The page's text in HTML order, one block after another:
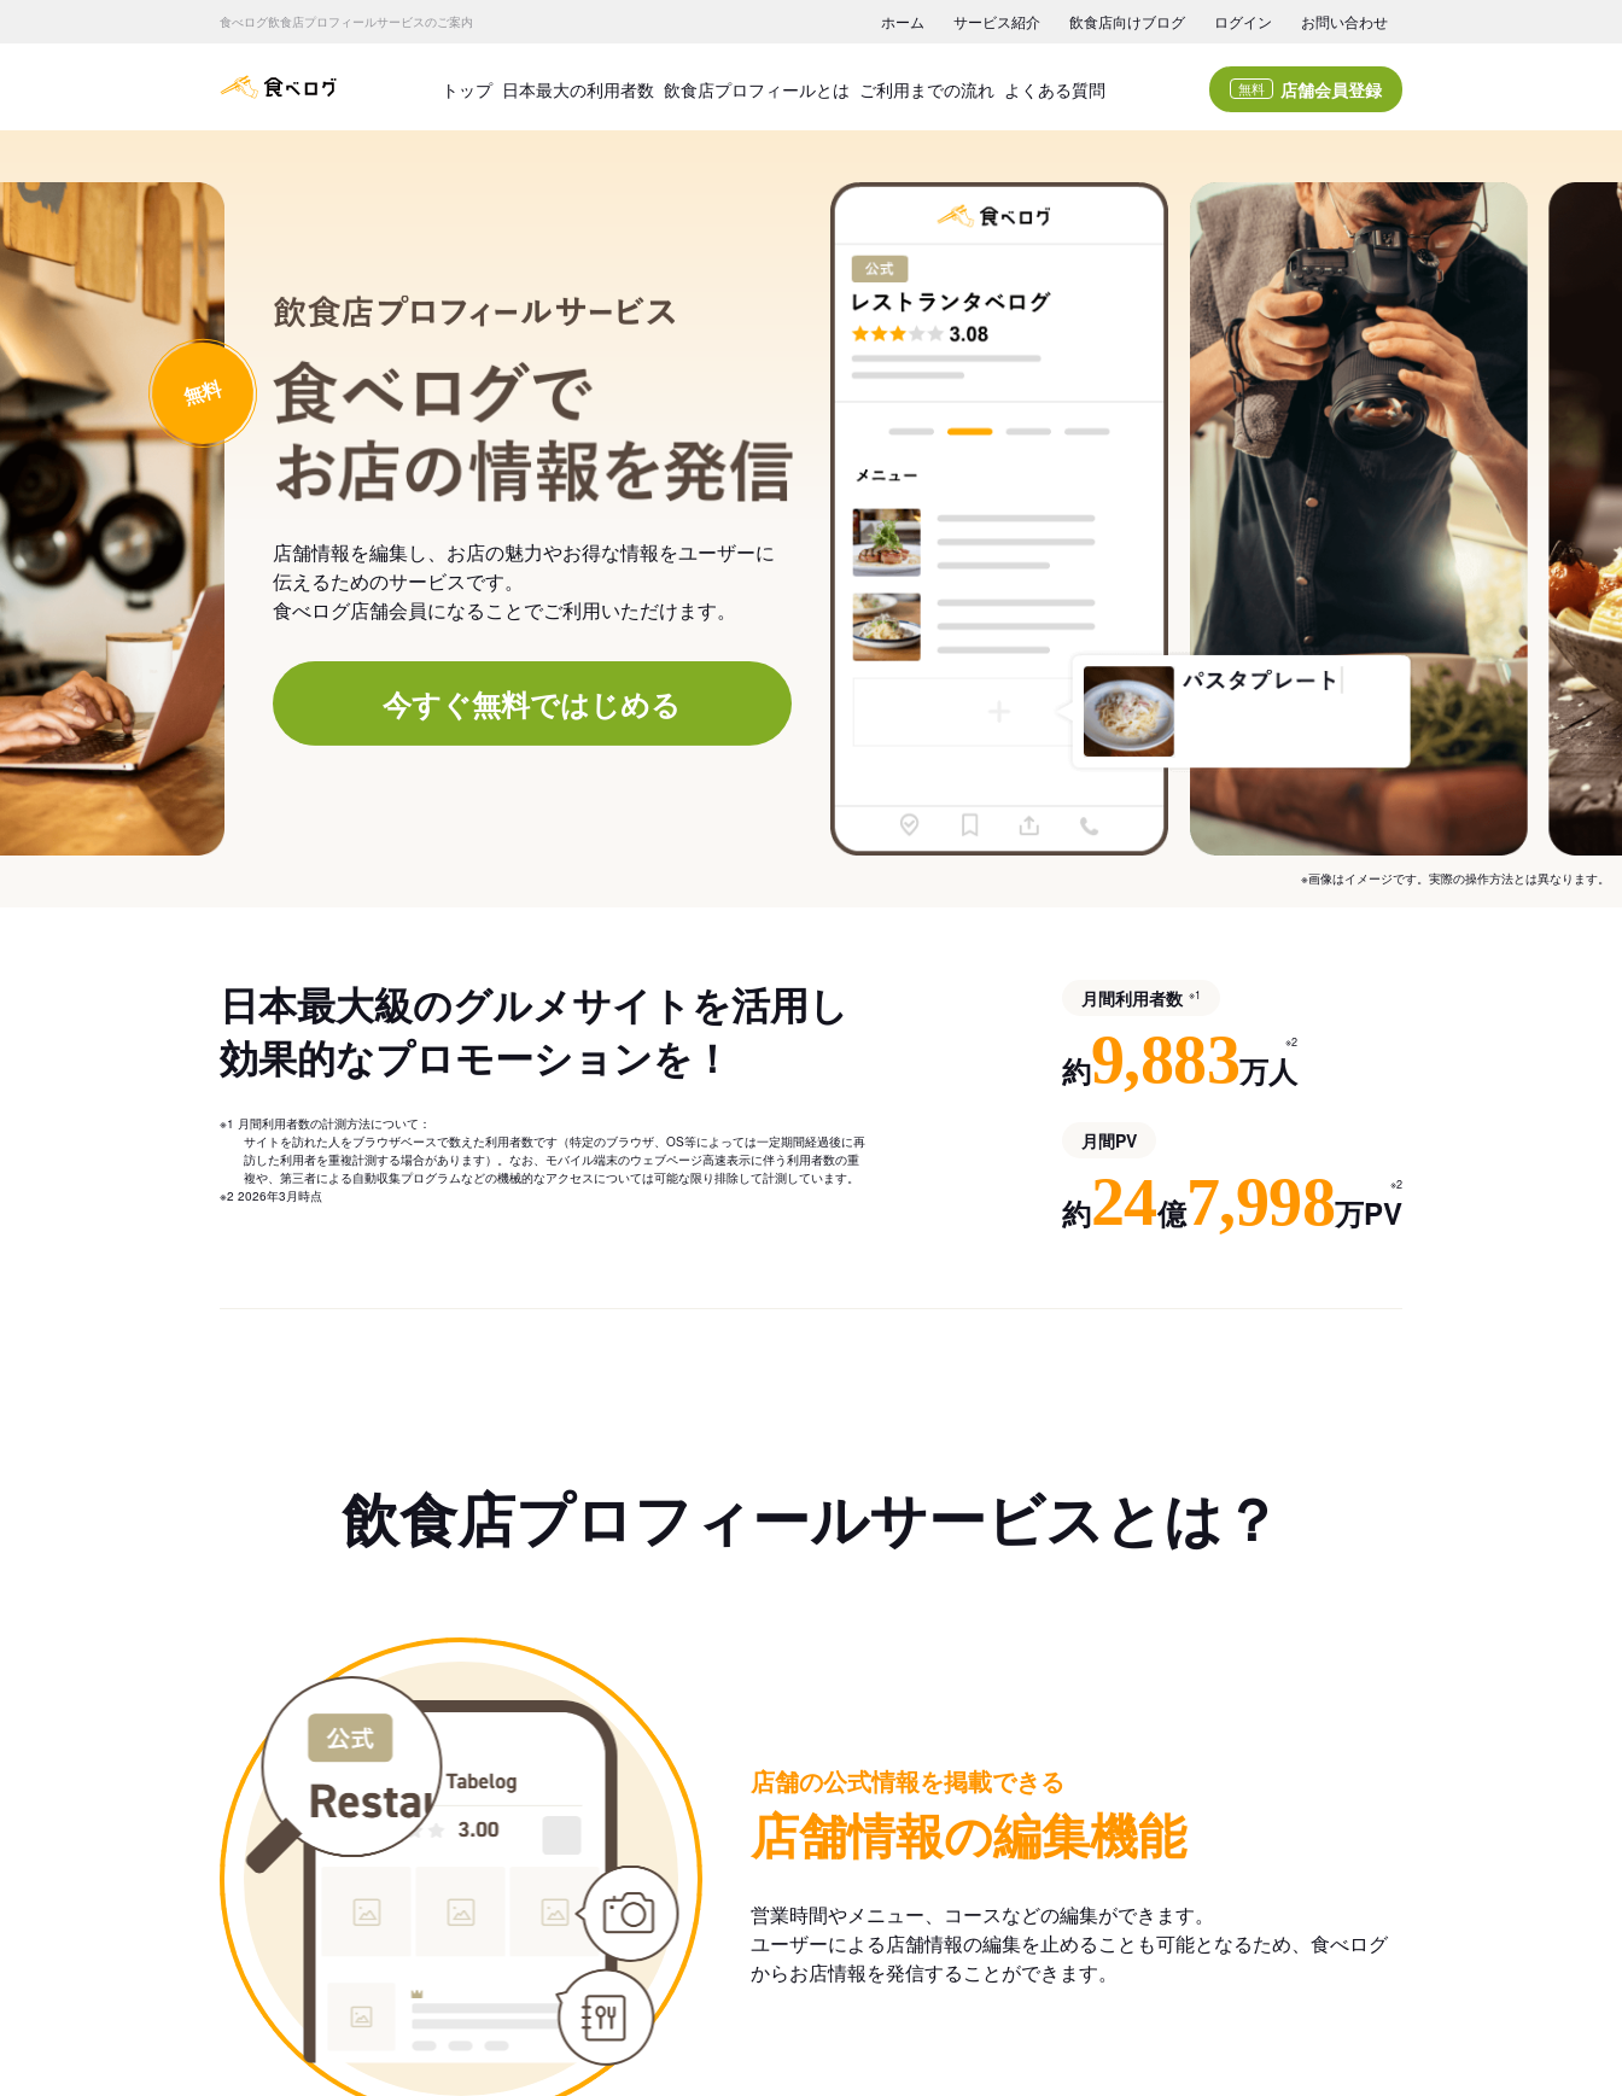
食べログ飲食店プロフィールサービスのご案内 ホーム サービス紹介 飲食店向けブログ ログイン お問い合わせ
食べログ店舗管理画面
トップ 日本最大の利用者数 飲食店プロフィールとは ご利用までの流れ よくある質問 無料 店舗会員登録
飲食店プロフィールサービス
食べログでお店の情報を発信
無料
店舗情報を編集し、お店の魅力やお得な情報をユーザーに
伝えるためのサービスです。
食べログ店舗会員になることでご利用いただけます。
今すぐ無料ではじめる
※画像はイメージです。実際の操作方法とは異なります。
日本最大級のグルメサイトを活用し
効果的なプロモーションを！
※1 月間利用者数の計測方法について：
サイトを訪れた人をブラウザベースで数えた利用者数です（特定のブラウザ、OS等によっては一定期間経過後に再
訪した利用者を重複計測する場合があります）。なお、モバイル端末のウェブページ高速表示に伴う利用者数の重
複や、第三者による自動収集プログラムなどの機械的なアクセスについては可能な限り排除して計測しています。
※2 2026年3月時点
月間利用者数 ※1
約9,883万人
※2
月間PV
約24億7,998万PV
※2
飲食店プロフィールサービスとは？
店舗の公式情報を掲載できる
店舗情報の編集機能
営業時間やメニュー、コースなどの編集ができます。
ユーザーによる店舗情報の編集を止めることも可能となるため、食べログ
からお店情報を発信することができます。